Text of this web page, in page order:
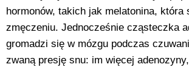
hormonów, takich jak melatonina, która
zmęczeniu. Jednocześnie cząsteczka
gromadzi się w mózgu podczas
zwaną presję snu: im więcej